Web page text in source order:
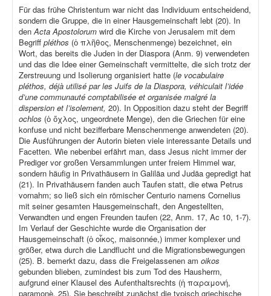
Für das frühe Christentum war nicht das Individuum entscheidend,
sondern die Gruppe, die in einer Hausgemeinschaft lebt (20). In
denActa Apostolorum wird die Kirche von Jerusalem mit dem
Begriff pléthos (ὁ πλῆθος, Menschenmenge) bezeichnet, ein
Wort, das bereits die Juden in der Diaspora (Anm. 9) verwendeten
und das die Idee einer Gemeinschaft vermittelte, die sich trotz der
Zerstreuung und Isolierung organisiert hatte (le vocabulaire
pléthos, déjà utilisé par les Juifs de la Diaspora, véhiculait l’idée
d’une communauté comptabilisée et organisée malgré la
dispersion et l’isolement, 20). In Opposition dazu steht der Begriff
ochlos (ὁ ὄχλος, ungeordnete Menge), den die Griechen für eine
konfuse und nicht bezifferbare Menschenmenge anwendeten (20).
Die Ausführungen der Autorin bieten viele interessante Details und
Facetten. Wie nebenbei erfährt man, dass Jesus nicht immer der
Prediger vor großen Versammlungen unter freiem Himmel war,
sondern häufig in Privathäusern in Galiläa und Judäa gepredigt hat
(21). In Privathäusern fanden auch Taufen statt, die etwa Petrus
vornahm; so ließ sich ein römischer Centurio namens Cornelius
mit seiner gesamten Hausgemeinschaft, den Angestellten,
Verwandten und engen Freunden taufen (22, Anm. 17, Ac 10, 1-7).
Im Verlauf der Geschichte wurde die Organisation der
Hausgemeinschaft (ὁ οἶκος, maisonnée,) immer komplexer und
größer, etwa durch die Landflucht und die Migrationsbewegungen
(25). B. bemerkt dazu, dass die Freigelassenen am oikos
gebunden blieben, zumindest bis zum Tod des Hausherrn,
aufgrund einer Klausel des Aufenthaltsrechts (ἡ παραμονή,
paramonè, 25). Sie beschreibt zunächst die typisch griechische